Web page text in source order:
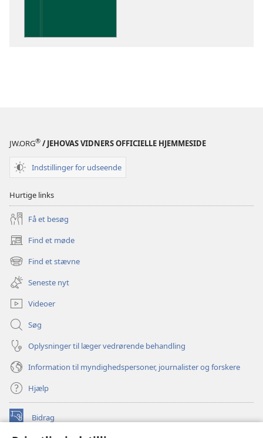
JW.ORG® / JEHOVAS VIDNERS OFFICIELLE HJEMMESIDE
Indstillinger for udseende
Hurtige links
Få et besøg
Find et møde
(åbner
nyt
vindue)
Find et stævne
(åbner
nyt
vindue)
Seneste nyt
Videoer
Søg
Oplysninger til læger vedrørende behandling
Information til myndighedspersoner, journalister og forskere
Hjælp
Bidrag
(åbner